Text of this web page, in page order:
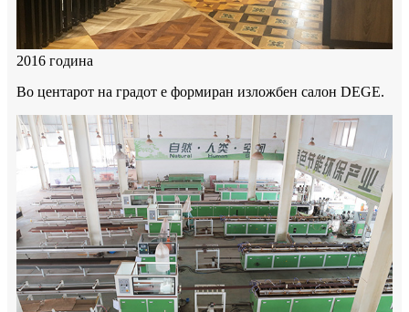
2016 година
Во центарот на градот е формиран изложбен салон DEGE.